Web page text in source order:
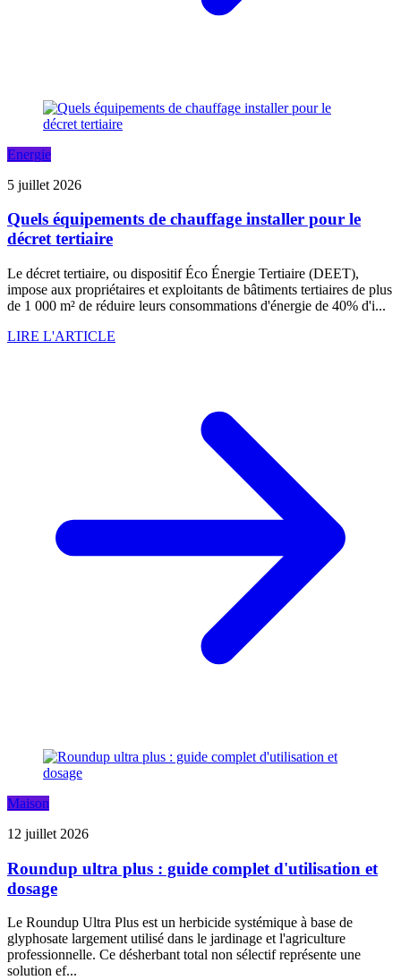
Energie
5 juillet 2026
Quels équipements de chauffage installer pour le
décret tertiaire
Le décret tertiaire, ou dispositif Éco Énergie Tertiaire (DEET),
impose aux propriétaires et exploitants de bâtiments tertiaires de plus
de 1 000 m² de réduire leurs consommations d'énergie de 40% d'i...
LIRE L'ARTICLE
Maison
12 juillet 2026
Roundup ultra plus : guide complet d'utilisation et
dosage
Le Roundup Ultra Plus est un herbicide systémique à base de
glyphosate largement utilisé dans le jardinage et l'agriculture
professionnelle. Ce désherbant total non sélectif représente une
solution ef...